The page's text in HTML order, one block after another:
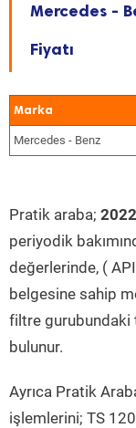
Mercedes -
Fiyatı
Marka
Mercedes - Benz
Pratik araba;
periyodik
değerlerinde, (
belgesine sahip
filtre gurubundaki
bulunur.
Ayrıca Pratik
işlemlerini; TS